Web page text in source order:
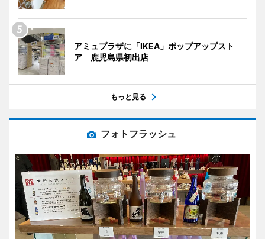
アミュプラザに「IKEA」ポップアップスト
ア 鹿児島県初出店
もっと見る
フォトフラッシュ